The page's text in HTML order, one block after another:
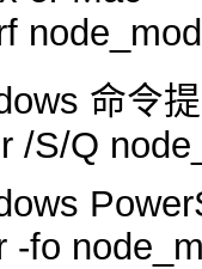
命令
/S/Q
-fo